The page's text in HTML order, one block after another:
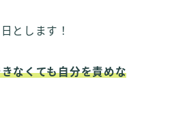
とします！
なくても自分を責めな